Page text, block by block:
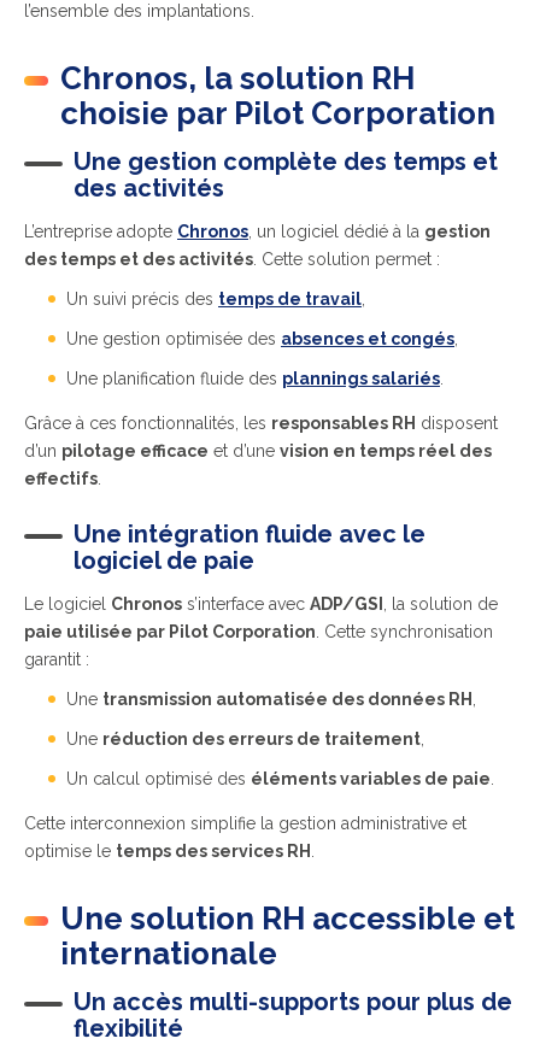
l’ensemble des implantations.
Chronos, la solution RH
choisie par Pilot Corporation
Une gestion complète des temps et
des activités
L’entreprise adopte Chronos , un logiciel dédié à la gestion
des temps et des activités . Cette solution permet :
Un suivi précis des temps de travail
Une gestion optimisée des absences et congés
Une planification fluide des plannings salariés
Grâce à ces fonctionnalités, les responsables RH disposent
d’un pilotage efficace et d’une vision en temps réel des
effectifs
Une intégration fluide avec le
logiciel de paie
Le logiciel Chronos s’interface avec ADP/GSI
, la solution de
paie utilisée par Pilot Corporation . Cette synchronisation
garantit :
Une transmission automatisée des données RH
Une réduction des erreurs de traitement
Un calcul optimisé des éléments variables de paie
Cette interconnexion simplifie la gestion administrative et
optimise le temps des services RH
Une solution RH accessible et
internationale
Un accès multi-supports pour plus de
flexibilité